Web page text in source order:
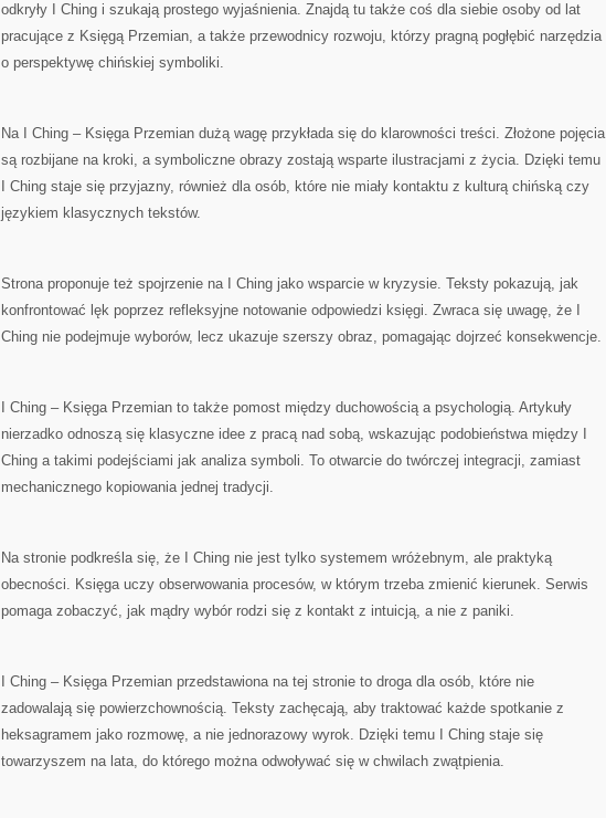
odkryły I Ching i szukają prostego wyjaśnienia. Znajdą tu także coś dla siebie osoby od lat
pracujące z Księgą Przemian, a także przewodnicy rozwoju, którzy pragną pogłębić narzędzia
o perspektywę chińskiej symboliki.
Na I Ching – Księga Przemian dużą wagę przykłada się do klarowności treści. Złożone pojęcia
są rozbijane na kroki, a symboliczne obrazy zostają wsparte ilustracjami z życia. Dzięki temu
I Ching staje się przyjazny, również dla osób, które nie miały kontaktu z kulturą chińską czy
językiem klasycznych tekstów.
Strona proponuje też spojrzenie na I Ching jako wsparcie w kryzysie. Teksty pokazują, jak
konfrontować lęk poprzez refleksyjne notowanie odpowiedzi księgi. Zwraca się uwagę, że I
Ching nie podejmuje wyborów, lecz ukazuje szerszy obraz, pomagając dojrzeć konsekwencje.
I Ching – Księga Przemian to także pomost między duchowością a psychologią. Artykuły
nierzadko odnoszą się klasyczne idee z pracą nad sobą, wskazując podobieństwa między I
Ching a takimi podejściami jak analiza symboli. To otwarcie do twórczej integracji, zamiast
mechanicznego kopiowania jednej tradycji.
Na stronie podkreśla się, że I Ching nie jest tylko systemem wróżebnym, ale praktyką
obecności. Księga uczy obserwowania procesów, w którym trzeba zmienić kierunek. Serwis
pomaga zobaczyć, jak mądry wybór rodzi się z kontakt z intuicją, a nie z paniki.
I Ching – Księga Przemian przedstawiona na tej stronie to droga dla osób, które nie
zadowalają się powierzchownością. Teksty zachęcają, aby traktować każde spotkanie z
heksagramem jako rozmowę, a nie jednorazowy wyrok. Dzięki temu I Ching staje się
towarzyszem na lata, do którego można odwoływać się w chwilach zwątpienia.